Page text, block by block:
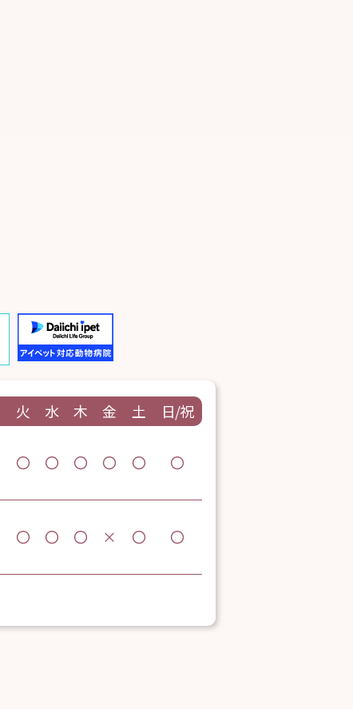
火 水 木 金 土 日/祝
〇 〇 〇 〇 〇 〇
〇 〇 〇 × 〇 〇